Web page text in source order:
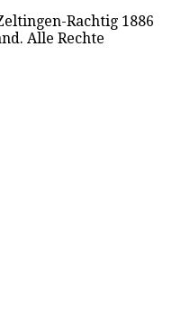
Rachtig 1886
Alle Rechte